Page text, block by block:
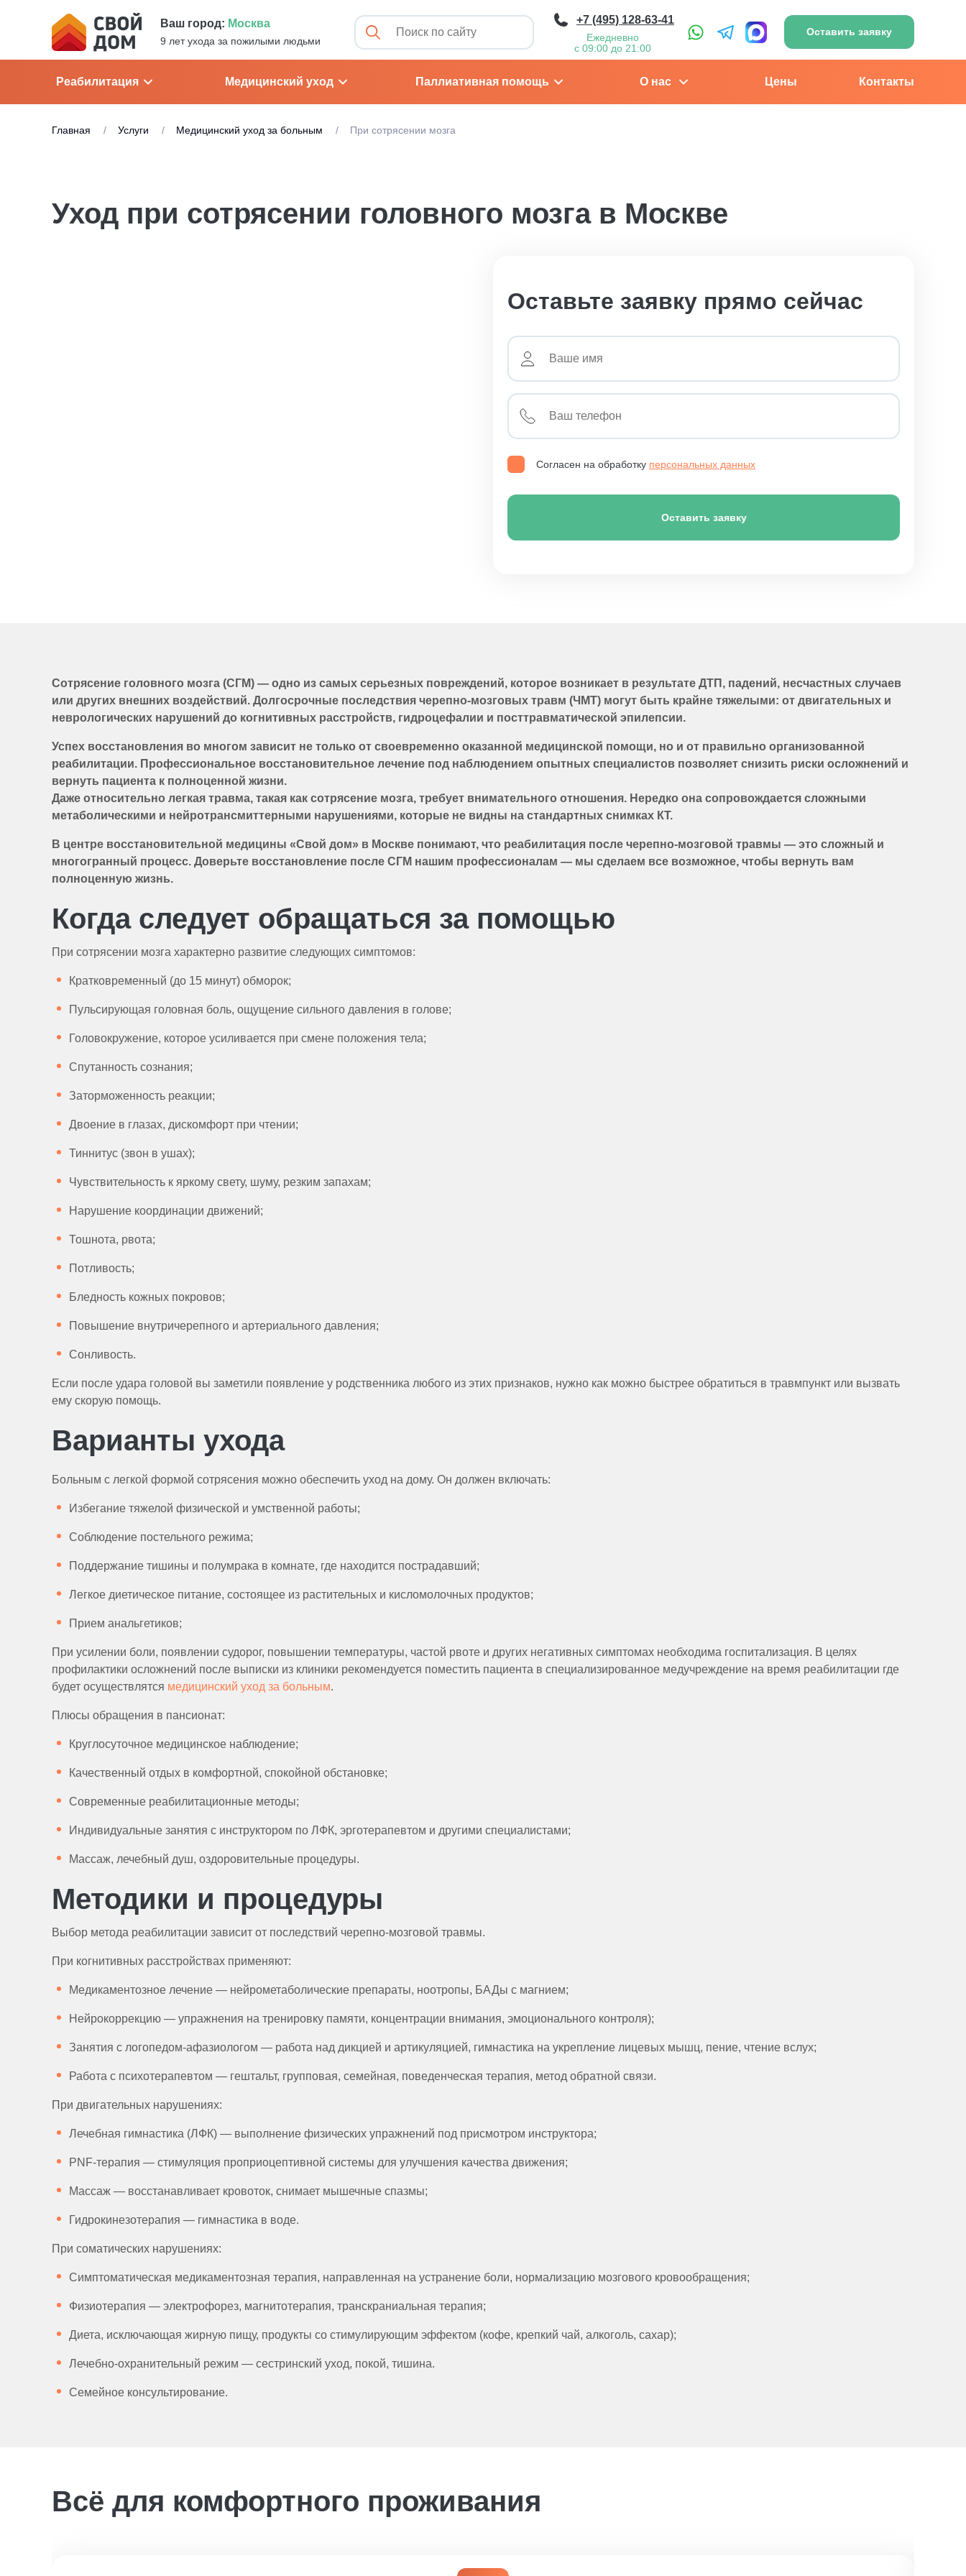
Ваш город: Москва
9 лет ухода за пожилыми людьми
+7 (495) 128-63-41
Ежедневно
с 09:00 до 21:00
Оставить заявку
Реабилитация Медицинский уход Паллиативная помощь О нас Цены Контакты
Главная Услуги Медицинский уход за больным При сотрясении мозга
Уход при сотрясении головного мозга в Москве
Оставьте заявку прямо сейчас
Согласен на обработку персональных данных
Оставить заявку
Сотрясение головного мозга (СГМ) — одно из самых серьезных повреждений, которое возникает в результате ДТП, падений, несчастных случаев
или других внешних воздействий. Долгосрочные последствия черепно-мозговых травм (ЧМТ) могут быть крайне тяжелыми: от двигательных и
неврологических нарушений до когнитивных расстройств, гидроцефалии и посттравматической эпилепсии.
Успех восстановления во многом зависит не только от своевременно оказанной медицинской помощи, но и от правильно организованной
реабилитации. Профессиональное восстановительное лечение под наблюдением опытных специалистов позволяет снизить риски осложнений и
вернуть пациента к полноценной жизни.
Даже относительно легкая травма, такая как сотрясение мозга, требует внимательного отношения. Нередко она сопровождается сложными
метаболическими и нейротрансмиттерными нарушениями, которые не видны на стандартных снимках КТ.
В центре восстановительной медицины «Свой дом» в Москве понимают, что реабилитация после черепно-мозговой травмы — это сложный и
многогранный процесс. Доверьте восстановление после СГМ нашим профессионалам — мы сделаем все возможное, чтобы вернуть вам
полноценную жизнь.
Когда следует обращаться за помощью
При сотрясении мозга характерно развитие следующих симптомов:
Кратковременный (до 15 минут) обморок;
Пульсирующая головная боль, ощущение сильного давления в голове;
Головокружение, которое усиливается при смене положения тела;
Спутанность сознания;
Заторможенность реакции;
Двоение в глазах, дискомфорт при чтении;
Тиннитус (звон в ушах);
Чувствительность к яркому свету, шуму, резким запахам;
Нарушение координации движений;
Тошнота, рвота;
Потливость;
Бледность кожных покровов;
Повышение внутричерепного и артериального давления;
Сонливость.
Если после удара головой вы заметили появление у родственника любого из этих признаков, нужно как можно быстрее обратиться в травмпункт или вызвать
ему скорую помощь.
Варианты ухода
Больным с легкой формой сотрясения можно обеспечить уход на дому. Он должен включать:
Избегание тяжелой физической и умственной работы;
Соблюдение постельного режима;
Поддержание тишины и полумрака в комнате, где находится пострадавший;
Легкое диетическое питание, состоящее из растительных и кисломолочных продуктов;
Прием анальгетиков;
При усилении боли, появлении судорог, повышении температуры, частой рвоте и других негативных симптомах необходима госпитализация. В целях
профилактики осложнений после выписки из клиники рекомендуется поместить пациента в специализированное медучреждение на время реабилитации где
будет осуществлятся медицинский уход за больным.
Плюсы обращения в пансионат:
Круглосуточное медицинское наблюдение;
Качественный отдых в комфортной, спокойной обстановке;
Современные реабилитационные методы;
Индивидуальные занятия с инструктором по ЛФК, эрготерапевтом и другими специалистами;
Массаж, лечебный душ, оздоровительные процедуры.
Методики и процедуры
Выбор метода реабилитации зависит от последствий черепно-мозговой травмы.
При когнитивных расстройствах применяют:
Медикаментозное лечение — нейрометаболические препараты, ноотропы, БАДы с магнием;
Нейрокоррекцию — упражнения на тренировку памяти, концентрации внимания, эмоционального контроля);
Занятия с логопедом-афазиологом — работа над дикцией и артикуляцией, гимнастика на укрепление лицевых мышц, пение, чтение вслух;
Работа с психотерапевтом — гештальт, групповая, семейная, поведенческая терапия, метод обратной связи.
При двигательных нарушениях:
Лечебная гимнастика (ЛФК) — выполнение физических упражнений под присмотром инструктора;
PNF-терапия — стимуляция проприоцептивной системы для улучшения качества движения;
Массаж — восстанавливает кровоток, снимает мышечные спазмы;
Гидрокинезотерапия — гимнастика в воде.
При соматических нарушениях:
Симптоматическая медикаментозная терапия, направленная на устранение боли, нормализацию мозгового кровообращения;
Физиотерапия — электрофорез, магнитотерапия, транскраниальная терапия;
Диета, исключающая жирную пищу, продукты со стимулирующим эффектом (кофе, крепкий чай, алкоголь, сахар);
Лечебно-охранительный режим — сестринский уход, покой, тишина.
Семейное консультирование.
Всё для комфортного проживания